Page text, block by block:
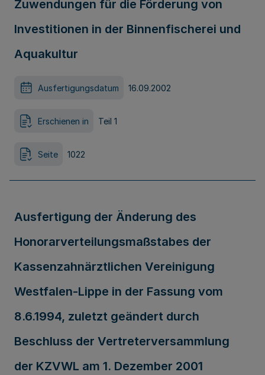
Zuwendungen für die Förderung von
Investitionen in der Binnenfischerei und
Aquakultur
Ausfertigungsdatum 16.09.2002
Erschienen in Teil 1
Seite 1022
Ausfertigung der Änderung des
Honorarverteilungsmaßstabes der
Kassenzahnärztlichen Vereinigung
Westfalen-Lippe in der Fassung vom
8.6.1994, zuletzt geändert durch
Beschluss der Vertreterversammlung
der KZVWL am 1. Dezember 2001